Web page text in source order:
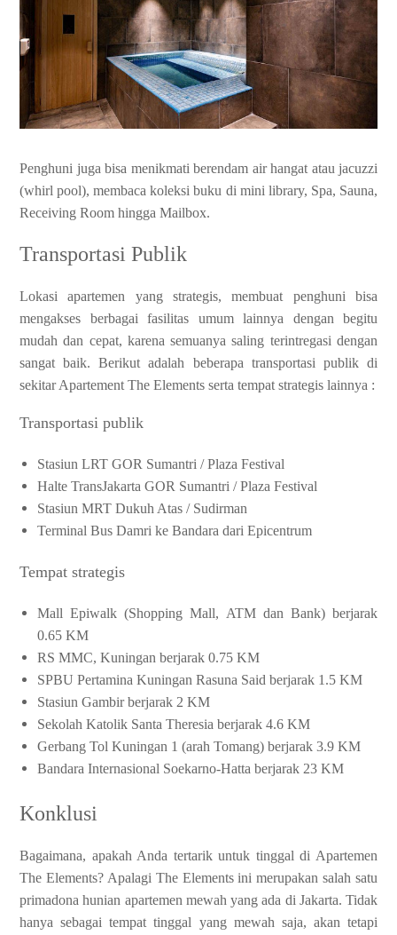
Penghuni juga bisa menikmati berendam air hangat atau jacuzzi
(whirl pool), membaca koleksi buku di mini library, Spa, Sauna,
Receiving Room hingga Mailbox.
Transportasi Publik
Lokasi apartemen yang strategis, membuat penghuni bisa
mengakses berbagai fasilitas umum lainnya dengan begitu
mudah dan cepat, karena semuanya saling terintregasi dengan
sangat baik. Berikut adalah beberapa transportasi publik di
sekitar Apartement The Elements serta tempat strategis lainnya :
Transportasi publik
Stasiun LRT GOR Sumantri / Plaza Festival
Halte TransJakarta GOR Sumantri / Plaza Festival
Stasiun MRT Dukuh Atas / Sudirman
Terminal Bus Damri ke Bandara dari Epicentrum
Tempat strategis
Mall Epiwalk (Shopping Mall, ATM dan Bank) berjarak
0.65 KM
RS MMC, Kuningan berjarak 0.75 KM
SPBU Pertamina Kuningan Rasuna Said berjarak 1.5 KM
Stasiun Gambir berjarak 2 KM
Sekolah Katolik Santa Theresia berjarak 4.6 KM
Gerbang Tol Kuningan 1 (arah Tomang) berjarak 3.9 KM
Bandara Internasional Soekarno-Hatta berjarak 23 KM
Konklusi
Bagaimana, apakah Anda tertarik untuk tinggal di Apartemen
The Elements? Apalagi The Elements ini merupakan salah satu
primadona hunian apartemen mewah yang ada di Jakarta. Tidak
hanya sebagai tempat tinggal yang mewah saja, akan tetapi